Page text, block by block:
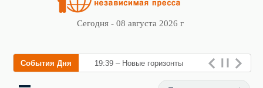
Сегодня - 08 августа 2026 г
События Дня 19:39 – Новые горизонты
флебологии: в Москве